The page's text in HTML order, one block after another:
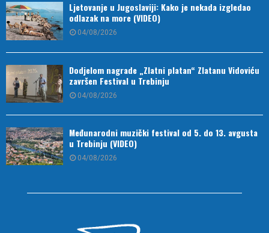
Ljetovanje u Jugoslaviji: Kako je nekada izgledao
odlazak na more (VIDEO)
04/08/2026
Dodjelom nagrade „Zlatni platan“ Zlatanu Vidoviću
završen Festival u Trebinju
04/08/2026
Međunarodni muzički festival od 5. do 13. avgusta
u Trebinju (VIDEO)
04/08/2026